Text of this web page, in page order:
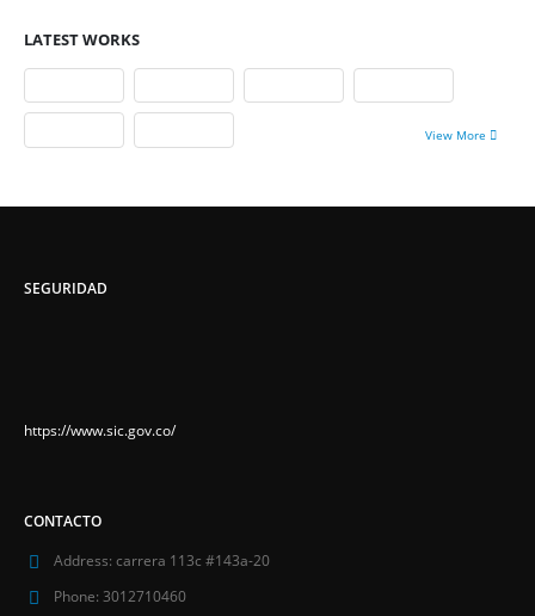
LATEST WORKS
View More
SEGURIDAD
https://www.sic.gov.co/
CONTACTO
Address: carrera 113c #143a-20
Phone: 3012710460